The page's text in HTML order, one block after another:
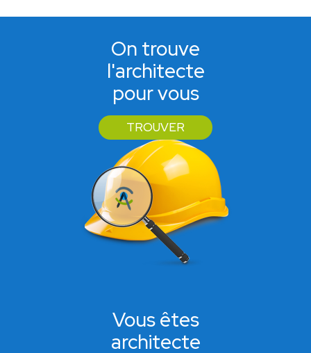
On trouve
l'architecte
pour vous
TROUVER
Vous êtes
architecte